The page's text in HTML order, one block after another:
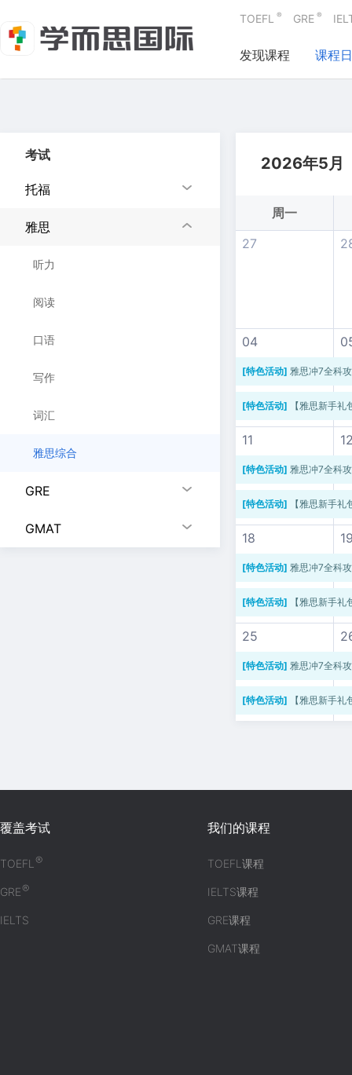
TOEFL ® GRE ®
发现课程 课程
考试
托福
雅思
听力
阅读
口语
写作
词汇
雅思综合
GRE
GMAT
2026年5月
周一
27
04
[特色活动] 【雅思新手礼
[特色活动] 雅思冲7全科
11
[特色活动] 【雅思新手礼
[特色活动] 雅思冲7全科
18
[特色活动] 【雅思新手礼
[特色活动] 雅思冲7全科
25
[特色活动] 【雅思新手礼
[特色活动] 雅思冲7全科
覆盖考试
TOEFL®
GRE®
IELTS
我们的课程
TOEFL课程
IELTS课程
GRE课程
GMAT课程